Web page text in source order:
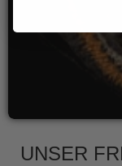
UNSER